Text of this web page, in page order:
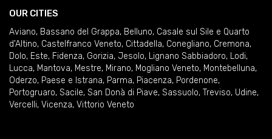
OUR CITIES
Aviano, Bassano del Grappa, Belluno, Casale sul Sile e Quarto
d'Altino, Castelfranco Veneto, Cittadella, Conegliano, Cremona,
Dolo, Este, Fidenza, Gorizia, Jesolo, Lignano Sabbiadoro, Lodi,
Lucca, Mantova, Mestre, Mirano, Mogliano Veneto, Montebelluna,
Oderzo, Paese e Istrana, Parma, Piacenza, Pordenone,
Portogruaro, Sacile, San Donà di Piave, Sassuolo, Treviso, Udine,
Vercelli, Vicenza, Vittorio Veneto